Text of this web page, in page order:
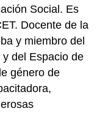
Social. Es
Docente de la
y miembro del
del Espacio de
género de